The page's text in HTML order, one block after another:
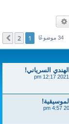
34 موضوعًا 1
2 التالي
السرياني!